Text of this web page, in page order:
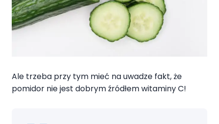
Ale trzeba przy tym mieć na uwadze fakt, że
pomidor nie jest dobrym źródłem witaminy C!